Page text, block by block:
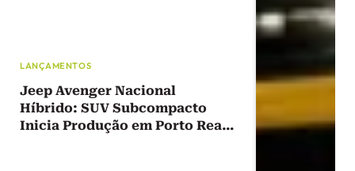
LANÇAMENTOS
Jeep Avenger Nacional
Híbrido: SUV Subcompacto
Inicia Produção em Porto Real